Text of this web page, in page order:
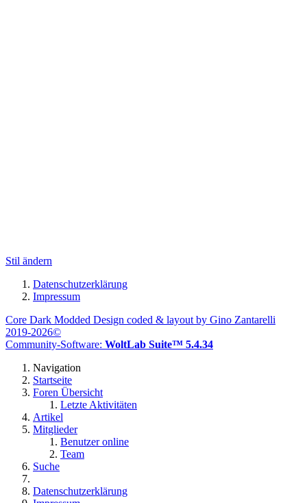
Stil ändern
Datenschutzerklärung
Impressum
Core Dark Modded Design coded & layout by Gino Zantarelli
2019-2026©
Community-Software: WoltLab Suite™ 5.4.34
Navigation
Startseite
Foren Übersicht
Letzte Aktivitäten
Artikel
Mitglieder
Benutzer online
Team
Suche
Datenschutzerklärung